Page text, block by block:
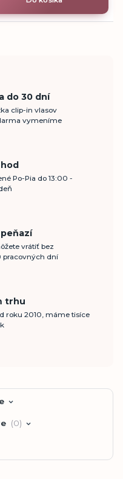
do 30 dní
clip-in vlasov
vymeníme
Po-Pia do 13:00 -
vrátiť bez
pracovných dní
trhu
roku 2010, máme tisíce
0